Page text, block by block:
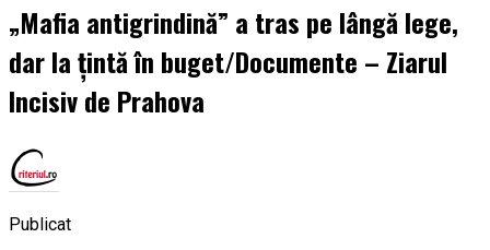
„Mafia antigrindină” a tras pe lângă lege,
dar la țintă în buget/Documente – Ziarul
Incisiv de Prahova
Publicat